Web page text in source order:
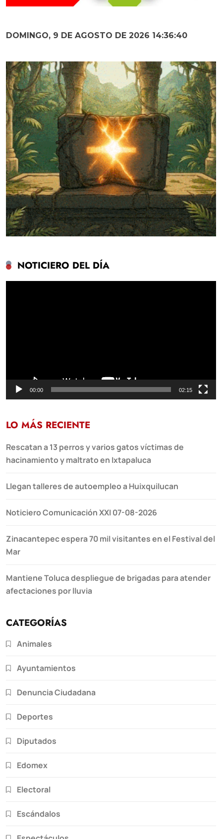
DOMINGO, 9 DE AGOSTO DE 2026 14:36:42
NOTICIERO DEL DÍA
00:00 02:15
LO MÁS RECIENTE
Rescatan a 13 perros y varios gatos víctimas de
hacinamiento y maltrato en Ixtapaluca
Llegan talleres de autoempleo a Huixquilucan
Noticiero Comunicación XXI 07-08-2026
Zinacantepec espera 70 mil visitantes en el Festival del
Mar
Mantiene Toluca despliegue de brigadas para atender
afectaciones por lluvia
CATEGORÍAS
Animales
Ayuntamientos
Denuncia Ciudadana
Deportes
Diputados
Edomex
Electoral
Escándalos